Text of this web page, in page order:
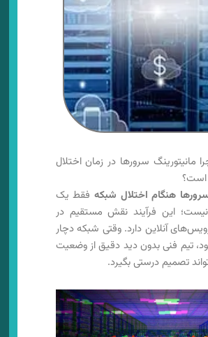
— چرا مانیتورینگ سرورها در زمان اختلال
است؟
هنگام اختلال شبکه فقط یک
نیست؛ این فرآیند نقش مستقیم در
آنلاین دارد. وقتی شبکه دچار
تیم فنی بدون دید دقیق از وضعیت
تصمیم درستی بگیرد.